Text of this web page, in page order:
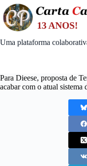
Skip
to
content
Uma plataforma
Para Dieese, proposta de
acabar com o atual sistema